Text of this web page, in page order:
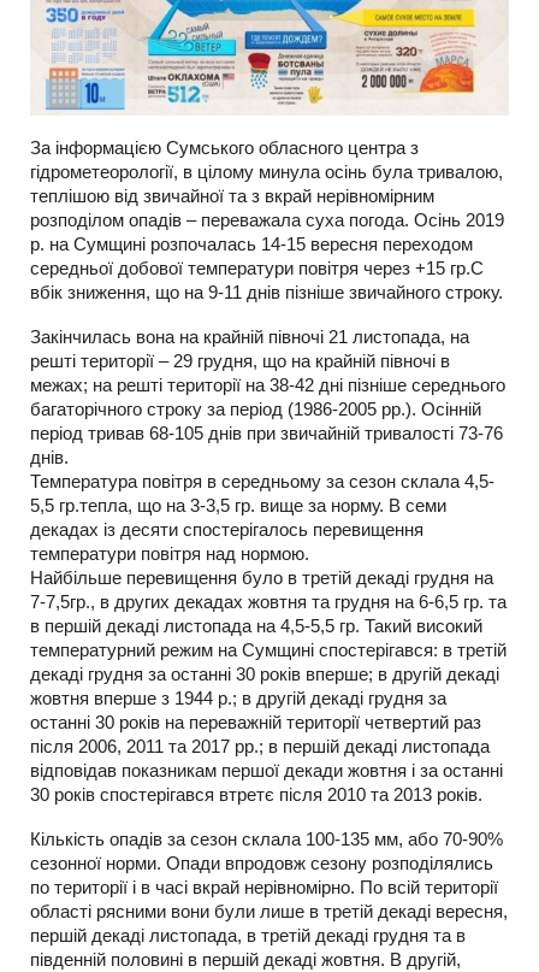
За інформацією Сумського обласного центра з
гідрометеорології, в цілому минула осінь була тривалою,
теплішою від звичайної та з вкрай нерівномірним
розподілом опадів – переважала суха погода. Осінь 2019
р. на Сумщині розпочалась 14-15 вересня переходом
середньої добової температури повітря через +15 гр.С
вбік зниження, що на 9-11 днів пізніше звичайного строку.
Закінчилась вона на крайній півночі 21 листопада, на
решті території – 29 грудня, що на крайній півночі в
межах; на решті території на 38-42 дні пізніше середнього
багаторічного строку за період (1986-2005 рр.). Осінній
період тривав 68-105 днів при звичайній тривалості 73-76
днів.
Температура повітря в середньому за сезон склала 4,5-
5,5 гр.тепла, що на 3-3,5 гр. вище за норму. В семи
декадах із десяти спостерігалось перевищення
температури повітря над нормою.
Найбільше перевищення було в третій декаді грудня на
7-7,5гр., в других декадах жовтня та грудня на 6-6,5 гр. та
в першій декаді листопада на 4,5-5,5 гр. Такий високий
температурний режим на Сумщині спостерігався: в третій
декаді грудня за останні 30 років вперше; в другій декаді
жовтня вперше з 1944 р.; в другій декаді грудня за
останні 30 років на переважній території четвертий раз
після 2006, 2011 та 2017 рр.; в першій декаді листопада
відповідав показникам першої декади жовтня і за останні
30 років спостерігався втретє після 2010 та 2013 років.
Кількість опадів за сезон склала 100-135 мм, або 70-90%
сезонної норми. Опади впродовж сезону розподілялись
по території і в часі вкрай нерівномірно. По всій території
області рясними вони були лише в третій декаді вересня,
першій декаді листопада, в третій декаді грудня та в
південній половині в першій декаді жовтня. В другій,